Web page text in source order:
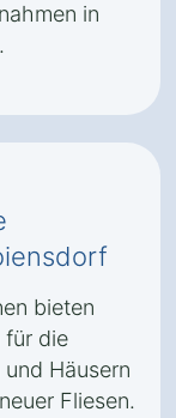
in
bieten
für die
Häusern
Fliesen.